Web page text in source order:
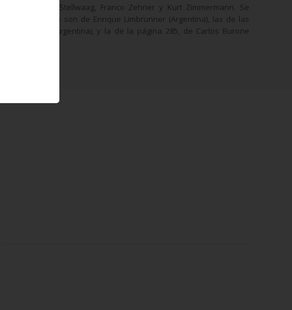
Jochen Stellwaag, Franco Zehner y Kurt Zimmermann. Se
52-71 que son de Enrique Limbrunner (Argentina), las de las
Claudio Sala (Argentina), y la de la página 285, de Carlos Burone